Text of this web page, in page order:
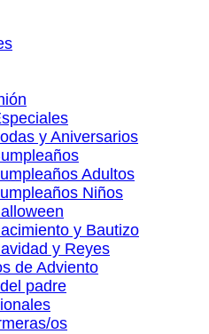
y Aniversarios
Adultos
Niños
y Bautizo
y Reyes
de Adviento
padre
os